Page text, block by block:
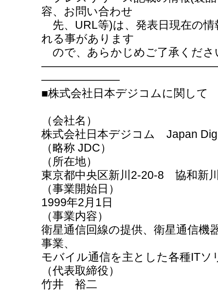
容、お問い合わせ
先、URL等)は、発表日現在の
れる事があります
ので、あらかじめご了承くださ
―――――――
■株式会社日本デジコムに関して
（会社名）
株式会社日本デジコム Japan
（略称 JDC）
（所在地）
東京都中央区新川2-20-8 協和新
（事業開始日）
1999年2月1日
（事業内容）
衛星通信回線の提供、衛星通信機
事業、
モバイル通信を主とした各種ITソ
（代表取締役）
竹井 裕二